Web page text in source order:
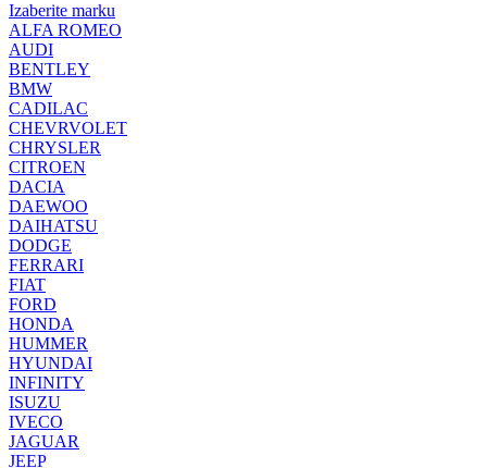
Izaberite marku
ALFA ROMEO
AUDI
BENTLEY
BMW
CADILAC
CHEVRVOLET
CHRYSLER
CITROEN
DACIA
DAEWOO
DAIHATSU
DODGE
FERRARI
FIAT
FORD
HONDA
HUMMER
HYUNDAI
INFINITY
ISUZU
IVECO
JAGUAR
JEEP